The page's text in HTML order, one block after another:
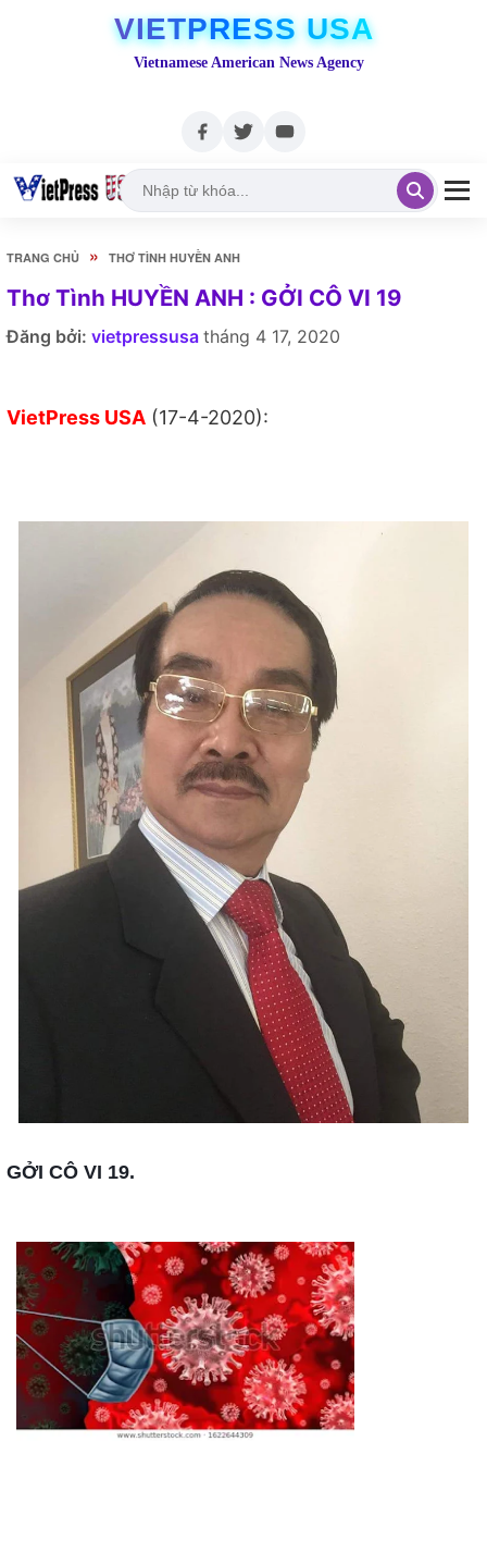
VIETPRESS USA
Vietnamese American News Agency
TRANG CHỦ » THƠ TÌNH HUYỀN ANH
Thơ Tình HUYỀN ANH : GỞI CÔ VI 19
Đăng bởi: vietpressusa tháng 4 17, 2020
VietPress USA (17-4-2020):
GỞI CÔ VI 19.